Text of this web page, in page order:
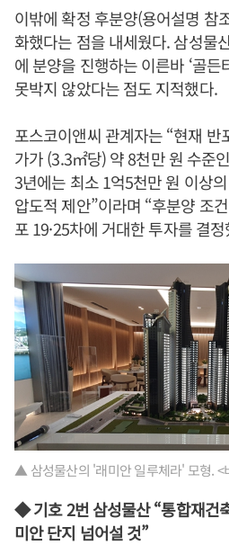
이밖에 확정 후분양(용어설명 참
화했다는 점을 내세웠다. 삼성물
에 분양을 진행하는 이른바 ‘골든
못박지 않았다는 점도 지적했다.
포스코이앤씨 관계자는 “현재 반
가가 (3.3㎡당) 약 8천만 원 수준
3년에는 최소 1억5천만 원 이상
압도적 제안”이라며 “후분양 조
포 19·25차에 거대한 투자를 결
▲ 삼성물산의 '래미안 일루체라' 모형. <
◆ 기호 2번 삼성물산 “통합재건
미안 단지 넘어설 것”